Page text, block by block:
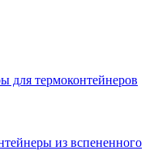
для термоконтейнеров
из вспененного